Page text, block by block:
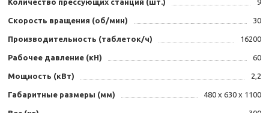
Количество прессующих станций (шт.) 9
Скорость вращения (об/мин) 30
Производительность (таблеток/ч) 16200
Рабочее давление (кН) 60
Мощность (кВт) 2,2
Габаритные размеры (мм) 480 х 630 х 1100